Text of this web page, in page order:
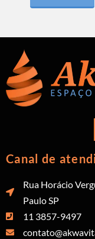
Canal de
Rua Horácio
Paulo SP
11 3857-9497